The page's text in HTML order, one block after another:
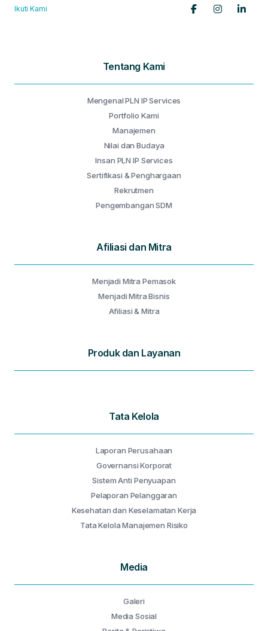
Ikuti Kami
Tentang Kami
Mengenal PLN IP Services
Portfolio Kami
Manajemen
Nilai dan Budaya
Insan PLN IP Services
Sertifikasi & Penghargaan
Rekrutmen
Pengembangan SDM
Afiliasi dan Mitra
Menjadi Mitra Pemasok
Menjadi Mitra Bisnis
Afiliasi & Mitra
Produk dan Layanan
Tata Kelola
Laporan Perusahaan
Governansi Korporat
Sistem Anti Penyuapan
Pelaporan Pelanggaran
Kesehatan dan Keselamatan Kerja
Tata Kelola Manajemen Risiko
Media
Galeri
Media Sosial